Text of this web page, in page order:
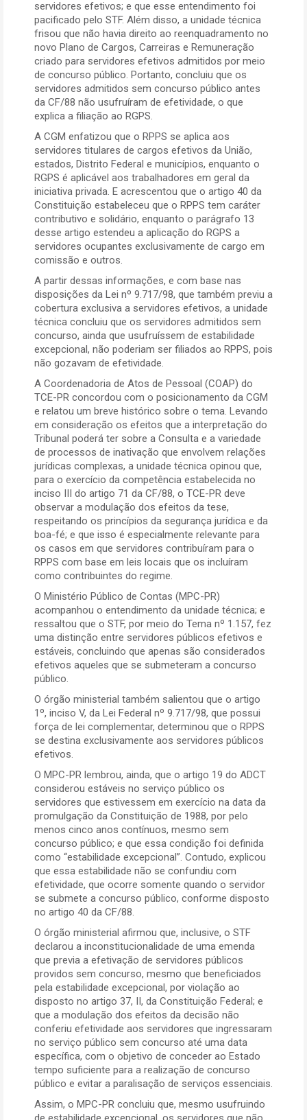
servidores efetivos; e que esse entendimento foi
pacificado pelo STF. Além disso, a unidade técnica
frisou que não havia direito ao reenquadramento no
novo Plano de Cargos, Carreiras e Remuneração
criado para servidores efetivos admitidos por meio
de concurso público. Portanto, concluiu que os
servidores admitidos sem concurso público antes
da CF/88 não usufruíram de efetividade, o que
explica a filiação ao RGPS.
A CGM enfatizou que o RPPS se aplica aos
servidores titulares de cargos efetivos da União,
estados, Distrito Federal e municípios, enquanto o
RGPS é aplicável aos trabalhadores em geral da
iniciativa privada. E acrescentou que o artigo 40 da
Constituição estabeleceu que o RPPS tem caráter
contributivo e solidário, enquanto o parágrafo 13
desse artigo estendeu a aplicação do RGPS a
servidores ocupantes exclusivamente de cargo em
comissão e outros.
A partir dessas informações, e com base nas
disposições da Lei nº 9.717/98, que também previu a
cobertura exclusiva a servidores efetivos, a unidade
técnica concluiu que os servidores admitidos sem
concurso, ainda que usufruíssem de estabilidade
excepcional, não poderiam ser filiados ao RPPS, pois
não gozavam de efetividade.
A Coordenadoria de Atos de Pessoal (COAP) do
TCE-PR concordou com o posicionamento da CGM
e relatou um breve histórico sobre o tema. Levando
em consideração os efeitos que a interpretação do
Tribunal poderá ter sobre a Consulta e a variedade
de processos de inativação que envolvem relações
jurídicas complexas, a unidade técnica opinou que,
para o exercício da competência estabelecida no
inciso III do artigo 71 da CF/88, o TCE-PR deve
observar a modulação dos efeitos da tese,
respeitando os princípios da segurança jurídica e da
boa-fé; e que isso é especialmente relevante para
os casos em que servidores contribuíram para o
RPPS com base em leis locais que os incluíram
como contribuintes do regime.
O Ministério Público de Contas (MPC-PR)
acompanhou o entendimento da unidade técnica; e
ressaltou que o STF, por meio do Tema nº 1.157, fez
uma distinção entre servidores públicos efetivos e
estáveis, concluindo que apenas são considerados
efetivos aqueles que se submeteram a concurso
público.
O órgão ministerial também salientou que o artigo
1º, inciso V, da Lei Federal nº 9.717/98, que possui
força de lei complementar, determinou que o RPPS
se destina exclusivamente aos servidores públicos
efetivos.
O MPC-PR lembrou, ainda, que o artigo 19 do ADCT
considerou estáveis no serviço público os
servidores que estivessem em exercício na data da
promulgação da Constituição de 1988, por pelo
menos cinco anos contínuos, mesmo sem
concurso público; e que essa condição foi definida
como “estabilidade excepcional”. Contudo, explicou
que essa estabilidade não se confundiu com
efetividade, que ocorre somente quando o servidor
se submete a concurso público, conforme disposto
no artigo 40 da CF/88.
O órgão ministerial afirmou que, inclusive, o STF
declarou a inconstitucionalidade de uma emenda
que previa a efetivação de servidores públicos
providos sem concurso, mesmo que beneficiados
pela estabilidade excepcional, por violação ao
disposto no artigo 37, II, da Constituição Federal; e
que a modulação dos efeitos da decisão não
conferiu efetividade aos servidores que ingressaram
no serviço público sem concurso até uma data
específica, com o objetivo de conceder ao Estado
tempo suficiente para a realização de concurso
público e evitar a paralisação de serviços essenciais.
Assim, o MPC-PR concluiu que, mesmo usufruindo